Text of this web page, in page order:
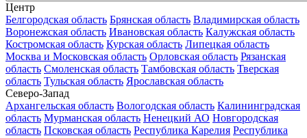
Центр
Белгородская область Брянская область Владимирская область
Воронежская область Ивановская область Калужская область
Костромская область Курская область Липецкая область
Москва и Московская область Орловская область Рязанская
область Смоленская область Тамбовская область Тверская
область Тульская область Ярославская область
Северо-Запад
Архангельская область Вологодская область Калининградская
область Мурманская область Ненецкий АО Новгородская
область Псковская область Республика Карелия Республика